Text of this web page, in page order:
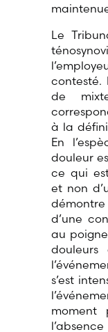
Le
contesté.
de
à la
En
douleur
ce qui
et non
d’une
au
douleurs
s’est
moment